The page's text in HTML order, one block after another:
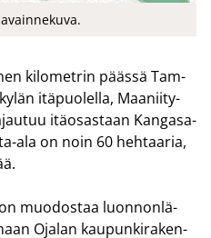
ki­lo­met­rin pääs­sä Tam­
itä­puo­lel­la, Maa­nii­ty­
itä­osas­taan Kan­ga­sa­
​ala on noin 60 heh­taa­ria,
muo­dos­taa luon­non­lä­
Oja­lan kau­pun­ki­ra­ken­